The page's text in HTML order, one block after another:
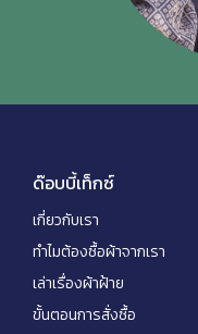
ด๊อบบี้เท็กซ์
เกี่ยวกับเรา
ทำไมต้องซื้อผ้าจากเรา
เล่าเรื่องผ้าฝ้าย
ขั้นตอนการสั่งซื้อ